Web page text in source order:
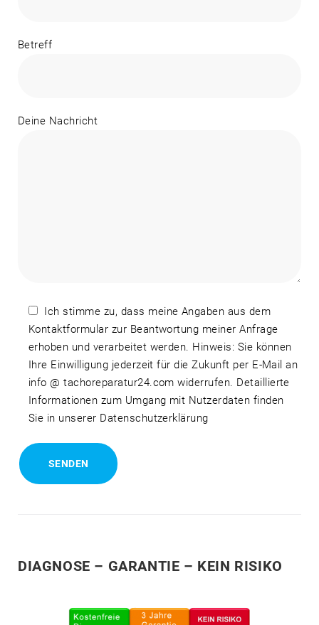
Betreff
Deine Nachricht
Ich stimme zu, dass meine Angaben aus dem
Kontaktformular zur Beantwortung meiner Anfrage
erhoben und verarbeitet werden. Hinweis: Sie können
Ihre Einwilligung jederzeit für die Zukunft per E-Mail an
info @ tachoreparatur24.com widerrufen. Detaillierte
Informationen zum Umgang mit Nutzerdaten finden
Sie in unserer Datenschutzerklärung
DIAGNOSE – GARANTIE – KEIN RISIKO